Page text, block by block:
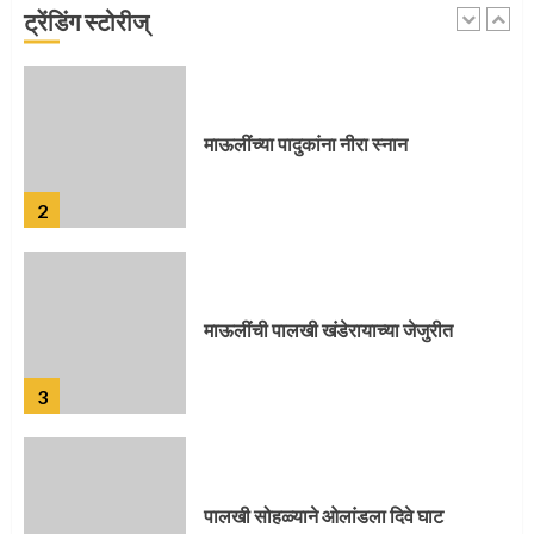
ट्रेंडिंग स्टोरीज्
1
2
माऊलींच्या पादुकांना नीरा स्नान
3
माऊलींची पालखी खंडेरायाच्या जेजुरीत
पालखी सोहळ्याने ओलांडला दिवे घाट